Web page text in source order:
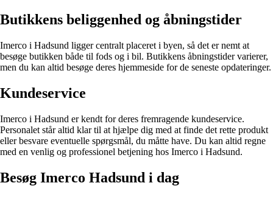
Butikkens beliggenhed og åbningstider
Imerco i Hadsund ligger centralt placeret i byen, så det er nemt at
besøge butikken både til fods og i bil. Butikkens åbningstider varierer,
men du kan altid besøge deres hjemmeside for de seneste opdateringer.
Kundeservice
Imerco i Hadsund er kendt for deres fremragende kundeservice.
Personalet står altid klar til at hjælpe dig med at finde det rette produkt
eller besvare eventuelle spørgsmål, du måtte have. Du kan altid regne
med en venlig og professionel betjening hos Imerco i Hadsund.
Besøg Imerco Hadsund i dag